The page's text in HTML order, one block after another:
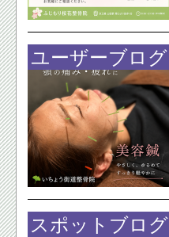
ユーザーブログ
スポットブログ